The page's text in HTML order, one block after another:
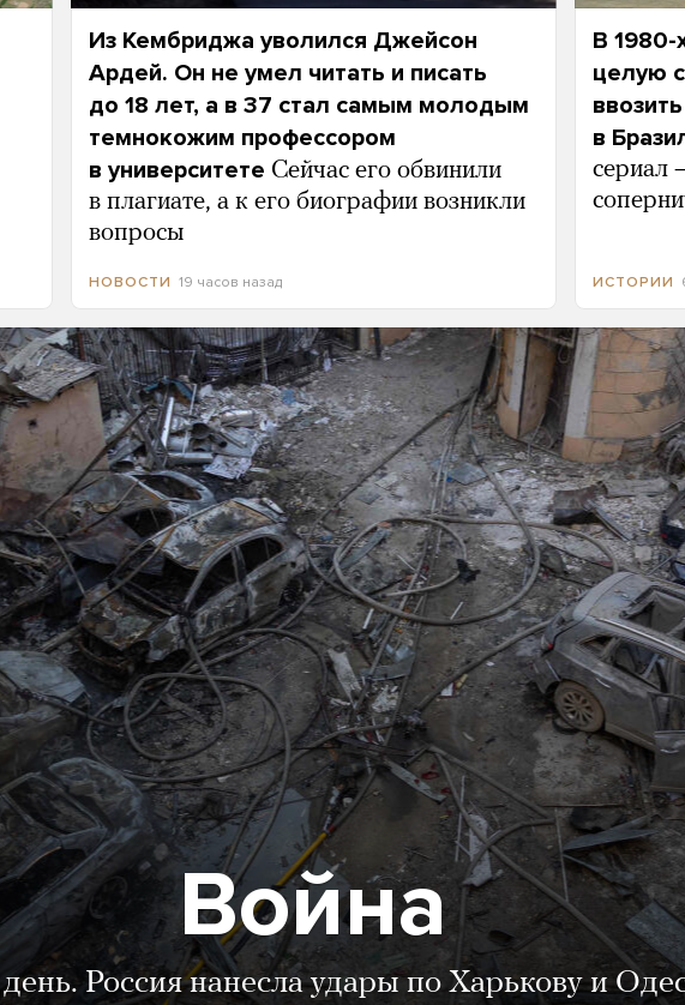
Из Кембриджа уволился Джейсон
Ардей. Он не умел читать и писать
до 18 лет, а в 37 стал самым молодым
темнокожим профессором
в университете Сейчас его обвинили
в плагиате, а к его биографии возникли
вопросы
НОВОСТИ 19 часов назад
В 1980-
целую
в
сериал
ИСТОРИИ
Война
Россия нанесла удары по Харькову и